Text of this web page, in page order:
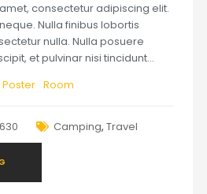
consectetur adipiscing elit.
Nulla finibus lobortis
nulla. Nulla posuere
et pulvinar nisi tincidunt…
Poster Room
630 Camping, Travel